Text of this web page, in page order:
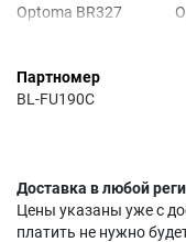
Optoma BR327
Optoma DAESNZGZ
Optoma DAESSGS
Optoma DAEXNZGZ
Optoma DAEXSGS
Optoma DS313
Партномер
BL-FU190C
Доставка в любой
Цены указаны уже с
платить не нужно